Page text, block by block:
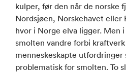
kulper, før den når de norske
Nordsjøen, Norskehavet
hvor i Norge elva ligger. Men
smolten vandre forbi
menneskeskapte
problematisk for smolten. To